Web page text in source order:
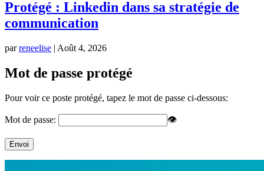
Protégé : Linkedin dans sa stratégie de
communication
parreneelise | Août 4, 2026
Mot de passe protégé
Pour voir ce poste protégé, tapez le mot de passe ci-dessous:
Mot de passe: 👁
Envoi